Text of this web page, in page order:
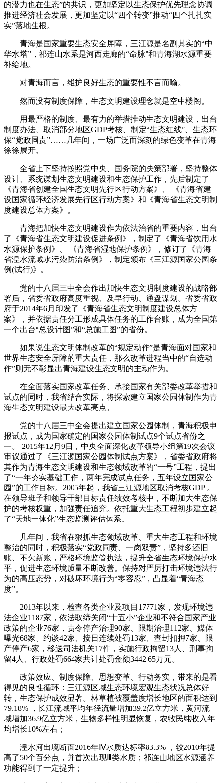
的潜力也在生态”的共识，更加坚定以生态保护优先理念协调
推进经济社会发展，更加坚定以“四个转变”推动“四个扎扎实
实”落地生根。
青海是国家重要生态安全屏障，三江源是名副其实的“中
华水塔”，祁连山水系是河西走廊的“命脉”和青海湖水源重要
补给地。
对青海而言，维护良好生态的重要性不言而喻。
然而没有制度保障，生态文明建设理念就是空中楼阁。
用最严格的制度、最有力的举措推动生态文明建设，出台
制度办法、取消部分地区GDP考核、制定“生态红线”、生态环
保“党政同责”……几年间，一场广泛而深刻的绿色变革在青海
徐徐展开。
全省上下坚持按照党中央、国务院的决策部署，坚持整体
设计、系统谋划生态文明建设和生态保护工作，先后制定了
《青海省创建全国生态文明先行区行动方案》、 《青海省建
设国家循环经济发展先行区行动方案》和《青海省生态文明制
度建设总体方案》。
青海把加快生态文明建设作为依法治省的重要内容，出台
了《青海省生态文明建设促进条例》，制定了《青海省饮用水
水源保护条例》、 《青海省湿地保护条例》，修订了《青海
省湟水流域水污染防治条例》，制定颁布《三江源国家公园条
例(试行)》。
党的十八届三中全会作出加快生态文明制度建设的战略部
署后，省委省政府高度重视、及早行动、通盘谋划。省委省政
府于2014年6月印发了《青海省生态文明制度建设总体方
案》，并依据责任分工形成具体任务的工作台账，成为全国第
一个出台“总设计图”和“总施工图”的省份。
如果说生态文明体制改革的“规定动作”是青海面对国家和
世界生态安全屏障的重大责任，那么改革进程当中的“自选动
作”则无不彰显出青海建设生态文明的主动作为。
在全面落实国家改革任务、承接国家有关部委改革举措和
试点的同时，我省结合实际，将探索建立国家公园体制作为青
海生态文明建设最大改革亮点。
党的十八届三中全会提出建立国家公园体制，青海积极申
报试点，成为国家确定的国家公园体制试点9个试点省份之
一。 2015年12月9日，中央全面深化改革领导小组第19次会议
审议通过了《三江源国家公园体制试点方案》，省委省政府将
其作为青海生态文明建设和生态领域改革的“一号”工程，提出
了“一年夯实基础工作，两年完成试点任务，五年设立国家公
园”的工作目标。2005年起，我省三江源地区取消考核GDP 。
在领导班子和领导干部目标责任绩效考核中，不断加大生态保
护的考核权重，加强责任追究。依托重大生态工程初步建立起
了“天地一体化”生态监测评估体系。
几年间，我省在狠抓生态领域改革、重大生态工程和环境
整治的同时，积极落实“党政同责、一岗双责”，坚持多还旧
账、不欠新账，严格环境监管执法，提升全省生态环境保护水
平，促进生态环境质量不断改善。保持对严厉打击环境违法行
为的高压态势，对破坏环境行为“零容忍”，凸显着“青海态
度”。
2013年以来，检查各类企业及项目17771家，发现环境违
法企业1187家，依法取缔关闭“十五小”企业和不符合国家产业
政策的企业76家，责令停产治理90家、限期治理112家、媒体
曝光68家、约谈42家、按日连续处罚13家、查封扣押7家、限
产停产6家，移送司法机关17件，实施行政拘留13人、刑事拘
留4人、行政处罚664家共计处罚金额3442.65万元。
政策效应、制度保障、思想变革、行动务实，带来的是看
得见的良性循环：三江源区域生态环境宏观生态状况总体好
转，生态保护成效显著。林草植被覆盖度增长地区的面积达到
79.18% ，长江流域平均年径流量增加39.2亿立方米，黄河流
域增加36.9亿立方米，生物多样性明显恢复，农牧民纯收入年
均增长10%左右；
湟水河出境断面2016年Ⅳ水质达标率83.3% ，较2010年提
高了50个百分点，并首次出现Ⅲ类水质；祁连山地区水源涵养
功能得到了一定提升；